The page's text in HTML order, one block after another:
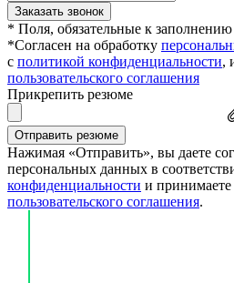
Заказать звонок
* Поля, обязательные к заполнению
*Согласен на обработку
с политикой конфиденциальности,
пользовательского соглашения
Прикрепить резюме
Отправить резюме
Нажимая «Отправить», вы даете
персональных данных в
конфиденциальности и принимаете
пользовательского соглашения.